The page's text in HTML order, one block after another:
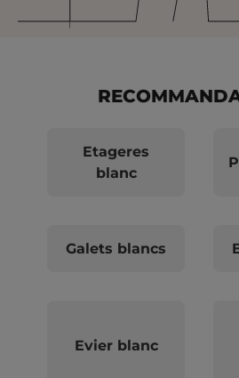
Etageres
blanc
Galets blancs
Evier blanc